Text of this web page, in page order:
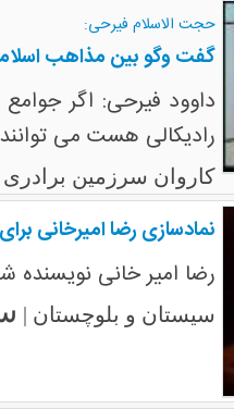
حجت الاسلام فیرحی:
گفت وگو بین مذاهب
داوود فیرحی: اگر
رادیکالی هست می
کاروان سرزمین برادری
نمادسازی رضا امیرخانی
رضا امیر خانی نویسنده
سیستان و بلوچستان |